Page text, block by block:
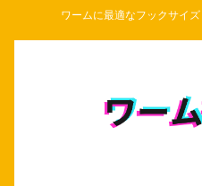
ワームに最適なフックサイ